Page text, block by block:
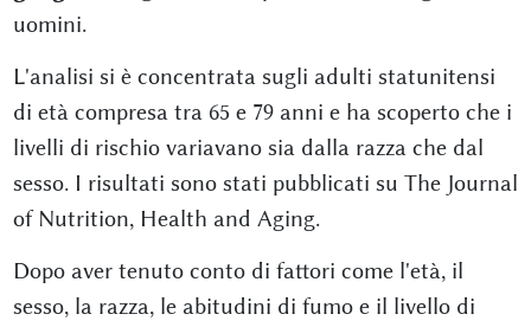
uomini.
L'analisi si è concentrata sugli adulti statunitensi
di età compresa tra 65 e 79 anni e ha scoperto che i
livelli di rischio variavano sia dalla razza che dal
sesso. I risultati sono stati pubblicati su The Journal
of Nutrition, Health and Aging.
Dopo aver tenuto conto di fattori come l'età, il
sesso, la razza, le abitudini di fumo e il livello di